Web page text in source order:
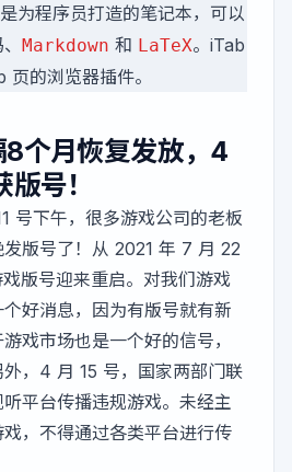
是为程序员打造的笔记本，可以
Markdown 和 LaTeX。iTab
的浏览器插件。
个月恢复发放，4
号！
号下午，很多游戏公司的老板
版号了！从 2021 年 7 月 22
版号迎来重启。对我们游戏
好消息，因为有版号就有新
戏市场也是一个好的信号，
，4 月 15 号，国家两部门联
平台传播违规游戏。未经主
，不得通过各类平台进行传